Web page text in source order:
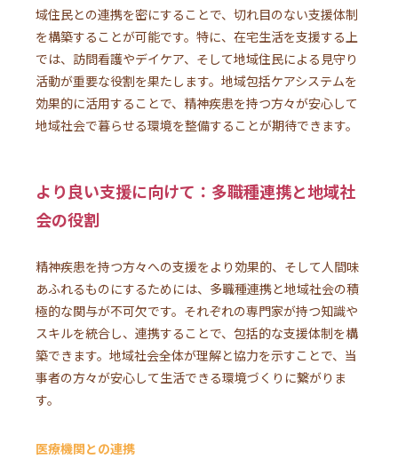
域住民との連携を密にすることで、切れ目のない支援体制
を構築することが可能です。特に、在宅生活を支援する上
では、訪問看護やデイケア、そして地域住民による見守り
活動が重要な役割を果たします。地域包括ケアシステムを
効果的に活用することで、精神疾患を持つ方々が安心して
地域社会で暮らせる環境を整備することが期待できます。
より良い支援に向けて：多職種連携と地域社
会の役割
精神疾患を持つ方々への支援をより効果的、そして人間味
あふれるものにするためには、多職種連携と地域社会の積
極的な関与が不可欠です。それぞれの専門家が持つ知識や
スキルを統合し、連携することで、包括的な支援体制を構
築できます。地域社会全体が理解と協力を示すことで、当
事者の方々が安心して生活できる環境づくりに繋がりま
す。
医療機関との連携